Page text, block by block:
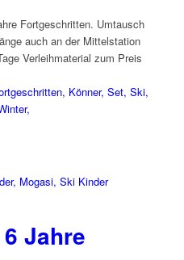
Fortgeschritten. Umtausch
auch an der Mittelstation
Verleihmaterial zum Preis
Könner, Set, Ski,
Jahre